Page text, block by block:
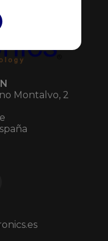
Montalvo, 2